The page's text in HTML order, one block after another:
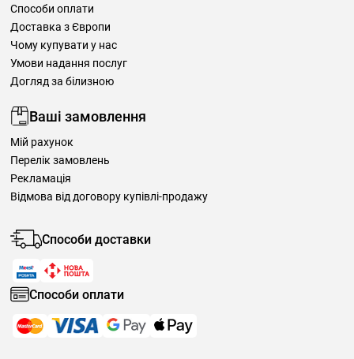
Способи оплати
Доставка з Європи
Чому купувати у нас
Умови надання послуг
Догляд за білизною
Ваші замовлення
Мій рахунок
Перелік замовлень
Рекламація
Відмова від договору купівлі-продажу
Способи доставки
Способи оплати